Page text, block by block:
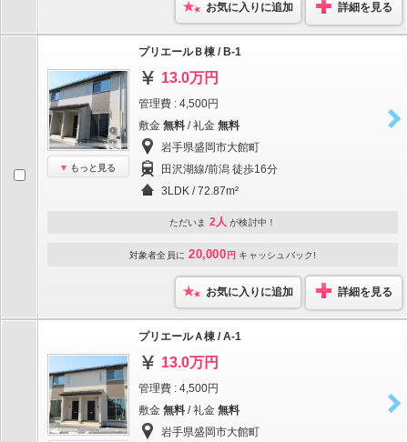
お気に入りに追加 詳細を見る
もっと見る
プリエールＢ棟 / B-1
13.0万円
管理費 : 4,500円
敷金 無料 / 礼金 無料
岩手県盛岡市大館町
田沢湖線/前潟 徒歩16分
3LDK / 72.87m²
ただいま 2人 が検討中！
対象者全員に 20,000 円 キャッシュバック!
お気に入りに追加 詳細を見る
プリエールＡ棟 / A-1
13.0万円
管理費 : 4,500円
敷金 無料 / 礼金 無料
岩手県盛岡市大館町